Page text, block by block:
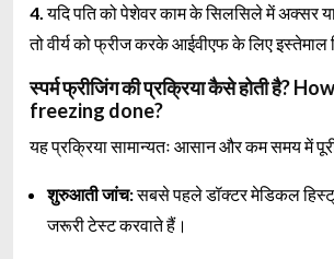
4. यदि पति को पेशेवर काम के सिलसिले में अक्सर
तो वीर्य को फ्रीज करके आईवीएफ के लिए इस्तेमाल
स्पर्म फ्रीजिंग की प्रक्रिया कैसे होती है?
freezing done?
यह प्रक्रिया सामान्यतः आसान और कम समय में पूरी
शुरुआती जांच:सबसे पहले डॉक्टर मेडिकल
जरूरी टेस्ट करवाते हैं।